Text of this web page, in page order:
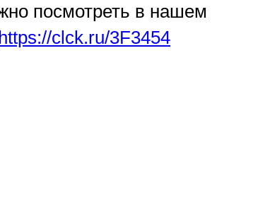
посмотреть в нашем
clck.ru/3F3454